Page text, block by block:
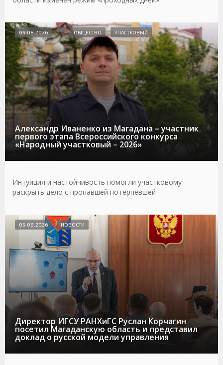
Александр Иваненко из Магадана – участник
первого этапа Всероссийского конкурса
«Народный участковый – 2026»
05.08.2026 ОБЩЕСТВО УЧАСТКОВЫЙ
Интуиция и настойчивость помогли участковому
раскрыть дело с пропавшей потерпевшей
Директор ИГСУ РАНХиГС Руслан Корчагин
посетил Магаданскую область и представил
доклад о русской модели управления
05.08.2026 НОВОСТИ